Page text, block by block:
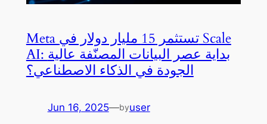
Meta تستثمر 15 مليار دولار في Scale
AI: بداية عصر البيانات المصنّفة عالية
الجودة في الذكاء الاصطناعي؟
Jun 16, 2025—byuser